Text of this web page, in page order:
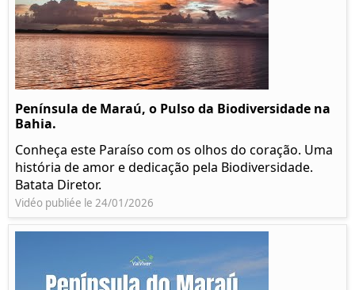
Península de Maraú, o Pulso da Biodiversidade na
Bahia.
Conheça este Paraíso com os olhos do coração. Uma
história de amor e dedicação pela Biodiversidade.
Batata Diretor.
Vidéo publiée le 24/01/2026